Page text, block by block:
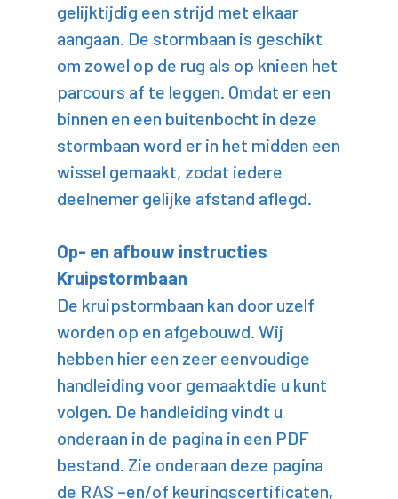
gelijktijdig een strijd met elkaar
aangaan. De stormbaan is geschikt
om zowel op de rug als op knieen het
parcours af te leggen. Omdat er een
binnen en een buitenbocht in deze
stormbaan word er in het midden een
wissel gemaakt, zodat iedere
deelnemer gelijke afstand aflegd.
Op- en afbouw instructies
Kruipstormbaan
De kruipstormbaan kan door uzelf
worden op en afgebouwd. Wij
hebben hier een zeer eenvoudige
handleiding voor gemaaktdie u kunt
volgen. De handleiding vindt u
onderaan in de pagina in een PDF
bestand. Zie onderaan deze pagina
de RAS –en/of keuringscertificaten,